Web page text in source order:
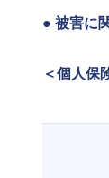
● 被害に
＜個人保